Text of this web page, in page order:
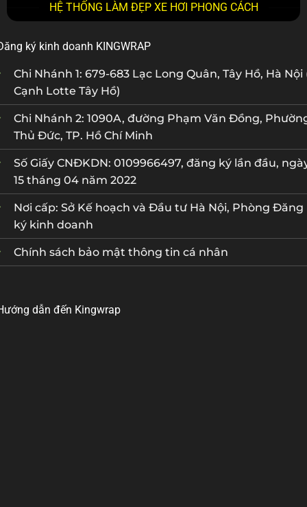
HỆ THỐNG LÀM ĐẸP XE HƠI PHONG CÁCH
ký kinh doanh KINGWRAP
Chi Nhánh 1: 679-683 Lạc Long Quân, Tây Hồ, Hà Nội
Cạnh Lotte Tây Hồ)
Chi Nhánh 2: 1090A, đường Phạm Văn Đồng,
Thủ Đức, TP. Hồ Chí Minh
Số Giấy CNĐKDN: 0109966497, đăng ký lần đầu,
15 tháng 04 năm 2022
Nơi cấp: Sở Kế hoạch và Đầu tư Hà Nội, Phòng Đăng
ký kinh doanh
Chính sách bảo mật thông tin cá nhân
dẫn đến Kingwrap